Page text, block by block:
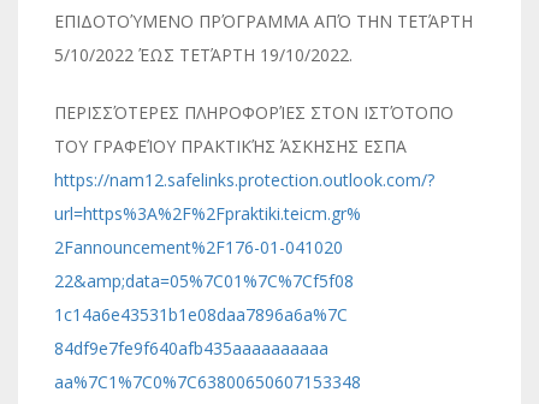
ΕΠΙΔΟΤΟΎΜΕΝΟ ΠΡΌΓΡΑΜΜΑ ΑΠΌ ΤΗΝ ΤΕΤΆΡΤΗ
5/10/2022 ΈΩΣ ΤΕΤΆΡΤΗ 19/10/2022.
ΠΕΡΙΣΣΌΤΕΡΕΣ ΠΛΗΡΟΦΟΡΊΕΣ ΣΤΟΝ ΙΣΤΌΤΟΠΟ
ΤΟΥ ΓΡΑΦΕΊΟΥ ΠΡΑΚΤΙΚΉΣ ΆΣΚΗΣΗΣ ΕΣΠΑ
https://nam12.safelinks.protection.outlook.com/?
url=https%3A%2F%2Fpraktiki.teicm.gr%
2Fannouncement%2F176-01-041020
22&amp;data=05%7C01%7C%7Cf5f08
1c14a6e43531b1e08daa7896a6a%7C
84df9e7fe9f640afb435aaaaaaaaaa
aa%7C1%7C0%7C63800650607153348